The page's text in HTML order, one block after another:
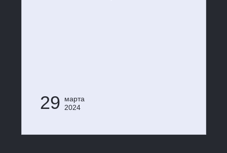
29
марта
2024